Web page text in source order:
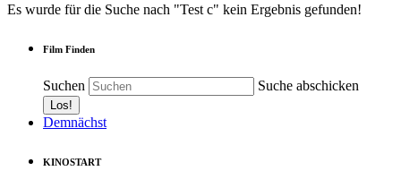
Es wurde für die Suche nach "Test c" kein Ergebnis gefunden!
Film Finden
Suchen Suche abschicken
Demnächst
KINOSTART